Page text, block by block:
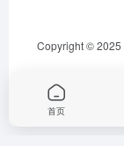
Copyright © 2025
首页